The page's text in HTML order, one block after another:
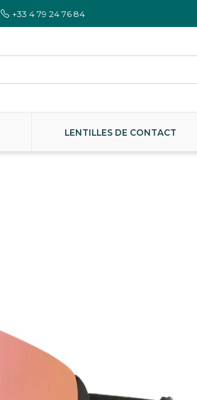
+33 4 79 24 76 84
LENTILLES DE CONTACT